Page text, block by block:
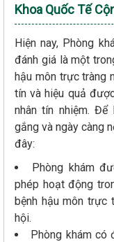
Khoa Quốc Tế
Hiện nay, Phòng
đánh giá là một
hậu môn trực tràng
tín và hiệu quả
nhân tín nhiệm.
gắng và ngày càng
đây:
Phòng khám
phép hoạt động
bệnh hậu môn trực
hội.
Phòng khám có